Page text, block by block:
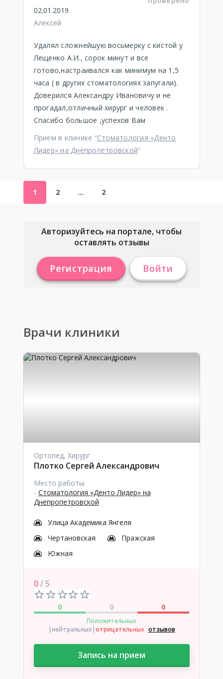
02.01.2019
Алексей
Удалял сложнейшую восьмерку с кистой у
Лещенко А.И., сорок минут и все
готово,настраивался как минимум на 1,5
часа ( в других стоматологиях запугали).
Доверился Александру Ивановичу и не
прогадал,отличный хирург и человек .
Спасибо большое ,успехов Вам
Приём в клинике “Стоматология «Денто
Лидер» на Днепропетровской”
1 2 … 2
Авторизуйтесь на портале, чтобы
оставлять отзывы
Регистрация Войти
Врачи клиники
Ортопед, Хирург
Плотко Сергей Александрович
Место работы:
- Стоматология «Денто Лидер» на
Днепропетровской
Улица Академика Янгеля
Чертановская
Пражская
Южная
0/ 5
0 0 0
Положительных
|нейтральных|отрицательных отзывов
Запись на прием